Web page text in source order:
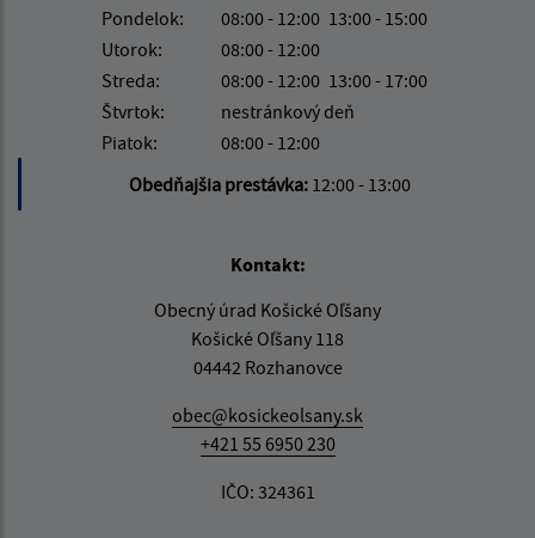
Pondelok:
08:00 - 12:00 13:00 - 15:00
Utorok:
08:00 - 12:00
Streda:
08:00 - 12:00 13:00 - 17:00
Štvrtok:
nestránkový deň
Piatok:
08:00 - 12:00
Obedňajšia prestávka: 12:00 - 13:00
Kontakt:
Obecný úrad Košické Oľšany
Košické Oľšany 118
04442 Rozhanovce
obec@kosickeolsany.sk
+421 55 6950 230
IČO: 324361